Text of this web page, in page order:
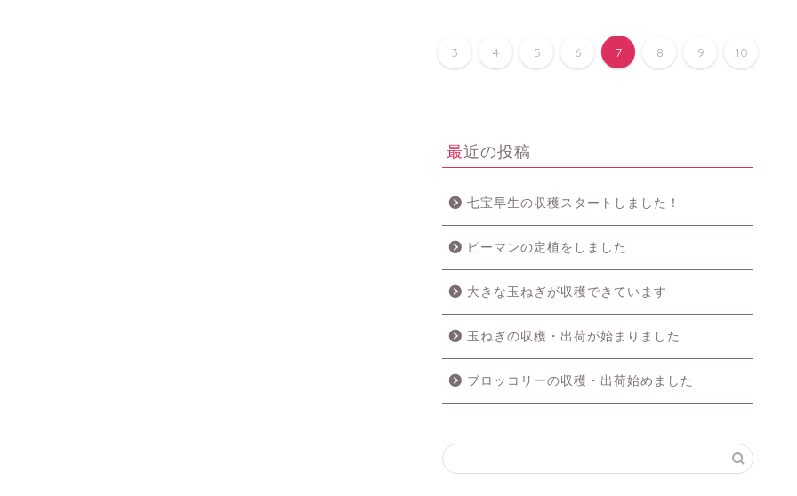
3 4 5 6 7 8 9 10
最近の投稿
七宝早生の収穫スタートしました！
ピーマンの定植をしました
大きな玉ねぎが収穫できています
玉ねぎの収穫・出荷が始まりました
ブロッコリーの収穫・出荷始めました